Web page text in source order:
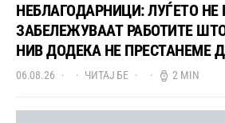
НЕБЛАГОДАРНИЦИ: ЛУЃЕТО НЕ
ЗАБЕЛЕЖУВААТ РАБОТИТЕ
НИВ ДОДЕКА НЕ ПРЕСТАНЕМЕ
06.08.26 ЧИТАЈ БЕ 2 MIN